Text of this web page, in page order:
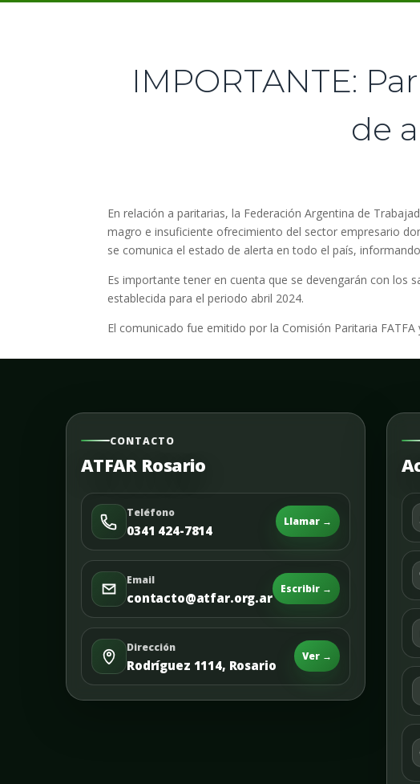
IMPORTANTE:
de
En relación a paritarias, la Federación Argentina de
magro e insuficiente ofrecimiento del sector empresario
se comunica el estado de alerta en todo el país,
Es importante tener en cuenta que se devengarán con los
establecida para el periodo abril 2024.
El comunicado fue emitido por la Comisión Paritaria
CONTACTO
ATFAR Rosario
Teléfono
0341 424-7814
Llamar →
Email
contacto@atfar.org.ar
Escribir →
Dirección
Rodríguez 1114, Rosario
Ver →